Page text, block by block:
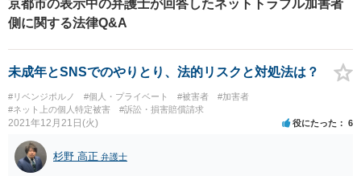
京都市の表示中の弁護士が回答したネットトラブル加害者
側に関する法律Q&A
未成年とSNSでのやりとり、法的リスクと対処法は？
#リベンジポルノ #個人・プライベート #被害者
#加害者
#ネット上の個人特定被害
#訴訟・損害賠償請求
2021年12月21日(火) 役にたった 6
杉野 高正 弁護士